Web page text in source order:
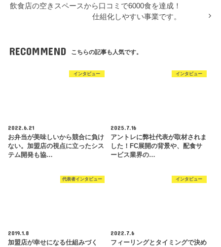
飲食店の空きスペースから口コミで6000食を達成！
仕組化しやすい事業です。
RECOMMEND こちらの記事も人気です。
インタビュー
2022.6.21
お弁当が美味しいから競合に負け
ない。加盟店の視点に立ったシス
テム開発も協…
インタビュー
2025.7.16
アントレに弊社代表が取材されま
した！FC展開の背景や、配食サ
ービス業界の…
代表者インタビュー
2019.1.8
加盟店が幸せになる仕組みづく
インタビュー
2022.7.6
フィーリングとタイミングで決め